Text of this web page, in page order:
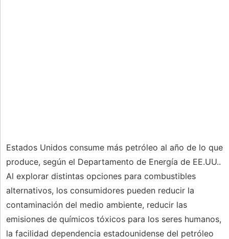
Estados Unidos consume más petróleo al año de lo que
produce, según el Departamento de Energía de EE.UU..
Al explorar distintas opciones para combustibles
alternativos, los consumidores pueden reducir la
contaminación del medio ambiente, reducir las
emisiones de químicos tóxicos para los seres humanos,
la facilidad dependencia estadounidense del petróleo